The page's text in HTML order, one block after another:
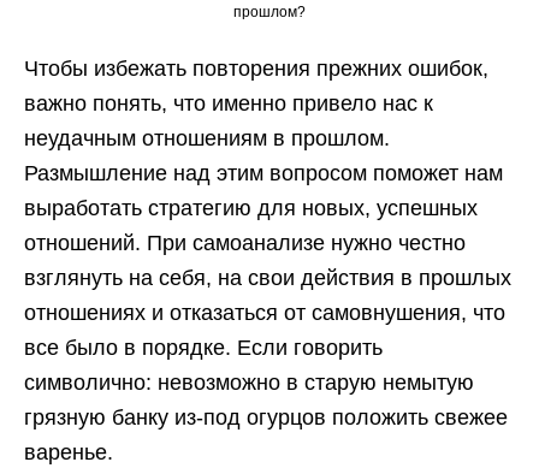
прошлом?
Чтобы избежать повторения прежних ошибок,
важно понять, что именно привело нас к
неудачным отношениям в прошлом.
Размышление над этим вопросом поможет нам
выработать стратегию для новых, успешных
отношений. При самоанализе нужно честно
взглянуть на себя, на свои действия в прошлых
отношениях и отказаться от самовнушения, что
все было в порядке. Если говорить
символично: невозможно в старую немытую
грязную банку из-под огурцов положить свежее
варенье.